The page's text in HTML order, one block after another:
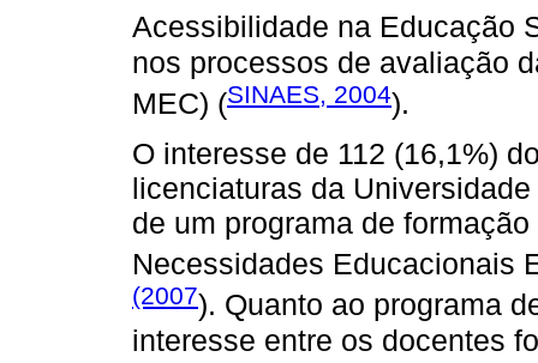
Acessibilidade na Educação
nos processos de avaliação
MEC) (SINAES, 2004).
O interesse de 112 (16,1%)
licenciaturas da
de um programa de
Necessidades Educacionais
(2007). Quanto ao programa
interesse entre os docentes